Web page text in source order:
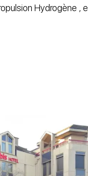
Hydrogène ,